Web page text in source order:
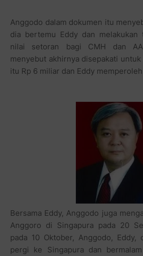
Bersama Eddy, Anggodo juga
Anggoro di Singapura pada 20
pada 10 Oktober, Anggodo, Eddy,
pergi ke Singapura dan
Pada 11 Oktober 2008, mereka
Hotel dan membicarakan mengenai
Kembali tegas-tegas Eddy menepis